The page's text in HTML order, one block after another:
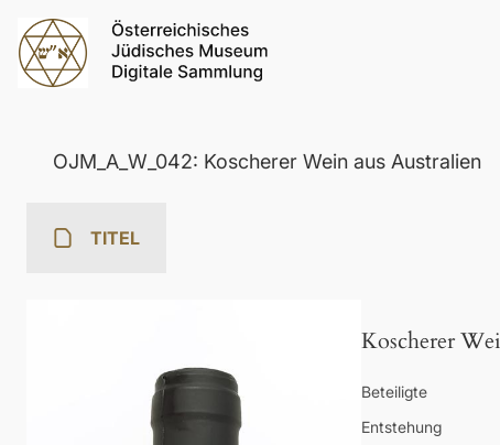
OJM_A_W_042: Koscherer Wein aus Australien
TITEL
Koscherer
Beteiligte
Entstehung